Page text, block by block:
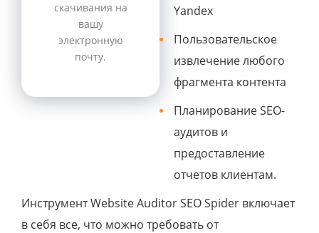
скачивания на
вашу
электронную
почту.
Yandex
Пользовательское
извлечение любого
фрагмента контента
Планирование SEO-
аудитов и
предоставление
отчетов клиентам.
Инструмент Website Auditor SEO Spider включает
в себя все, что можно требовать от